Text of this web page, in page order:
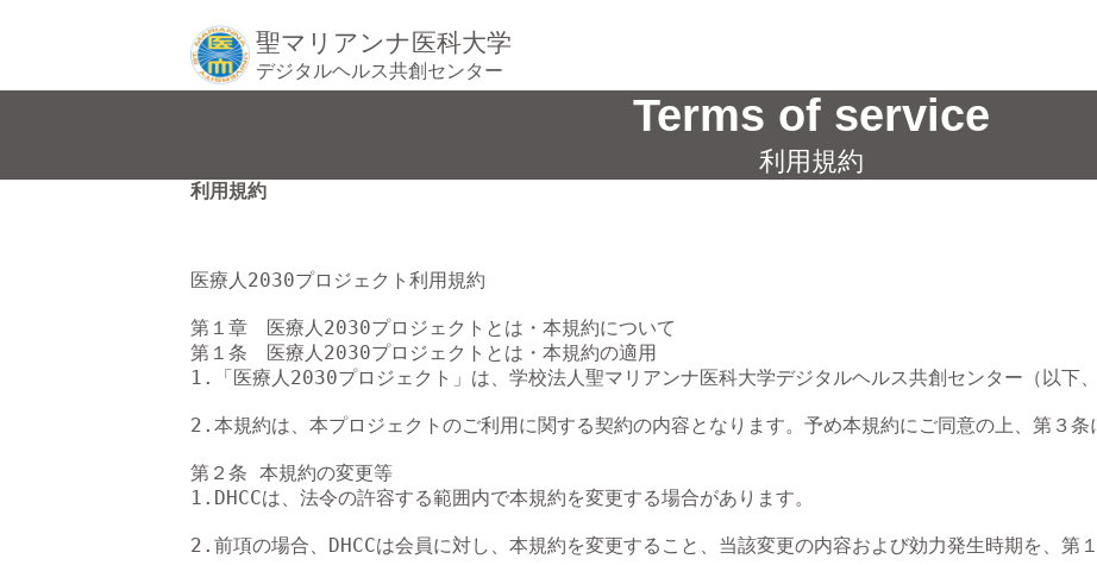
聖マリアンナ医科大学
デジタルヘルス共創センター
Terms of service
利用規約
利用規約
医療人2030プロジェクト利用規約
第１章　医療人2030プロジェクトとは・本規約について
第１条　医療人2030プロジェクトとは・本規約の適用
1.「医療人2030プロジェクト」は、学校法人聖マリアンナ医科大学デジタルヘルス共創センター（以下
2.本規約は、本プロジェクトのご利用に関する契約の内容となります。予め本規約にご同意の上、第３条
第２条 本規約の変更等
1.DHCCは、法令の許容する範囲内で本規約を変更する場合があります。
2.前項の場合、DHCCは会員に対し、本規約を変更すること、当該変更の内容および効力発生時期を、